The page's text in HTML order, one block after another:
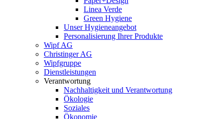
Linea Verde
Green Hygiene
Unser Hygieneangebot
Personalisierung Ihrer Produkte
Wipf AG
Christinger AG
Wipfgruppe
Dienstleistungen
Verantwortung
Nachhaltigkeit und Verantwortung
Ökologie
Soziales
Ökonomie